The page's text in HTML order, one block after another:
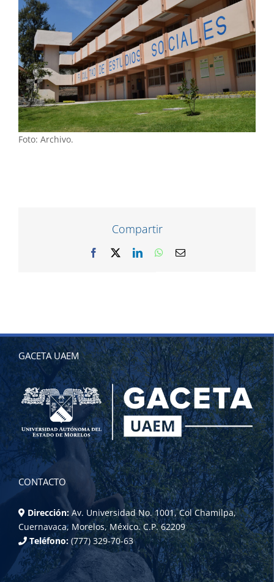
Foto: Archivo.
Compartir
Facebook LinkedInWhatsApp
Correo
GACETA UAEM
CONTACTO
Dirección: Av. Universidad No. 1001, Col Chamilpa,
Cuernavaca, Morelos, México. C.P. 62209
Teléfono: (777) 329-70-63